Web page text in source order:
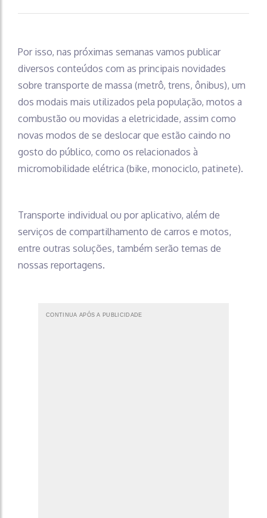
Por isso, nas próximas semanas vamos publicar
diversos conteúdos com as principais novidades
sobre transporte de massa (metrô, trens, ônibus), um
dos modais mais utilizados pela população, motos a
combustão ou movidas a eletricidade, assim como
novas modos de se deslocar que estão caindo no
gosto do público, como os relacionados à
micromobilidade elétrica (bike, monociclo, patinete).
Transporte individual ou por aplicativo, além de
serviços de compartilhamento de carros e motos,
entre outras soluções, também serão temas de
nossas reportagens.
CONTINUA APÓS A PUBLICIDADE